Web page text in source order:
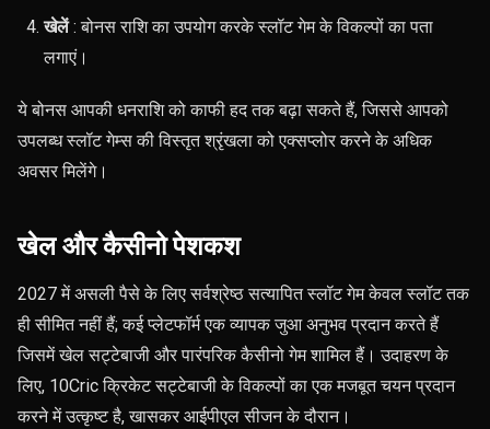
खेलें: बोनस राशि का उपयोग करके स्लॉट गेम के विकल्पों का पता
लगाएं।
ये बोनस आपकी धनराशि को काफी हद तक बढ़ा सकते हैं, जिससे आपको
उपलब्ध स्लॉट गेम्स की विस्तृत श्रृंखला को एक्सप्लोर करने के अधिक
अवसर मिलेंगे।
खेल और कैसीनो पेशकश
2027 में असली पैसे के लिए सर्वश्रेष्ठ सत्यापित स्लॉट गेम केवल स्लॉट तक
ही सीमित नहीं हैं; कई प्लेटफॉर्म एक व्यापक जुआ अनुभव प्रदान करते हैं
जिसमें खेल सट्टेबाजी और पारंपरिक कैसीनो गेम शामिल हैं। उदाहरण के
लिए, 10Cric क्रिकेट सट्टेबाजी के विकल्पों का एक मजबूत चयन प्रदान
करने में उत्कृष्ट है, खासकर आईपीएल सीजन के दौरान।